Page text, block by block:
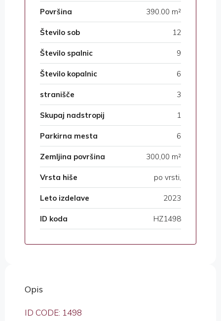
Površina 390.00 m²
Število sob 12
Število spalnic 9
Število kopalnic 6
stranišče 3
Skupaj nadstropij 1
Parkirna mesta 6
Zemljina površina 300,00 m²
Vrsta hiše po vrsti,
Leto izdelave 2023
ID koda HZ1498
Opis
ID CODE: 1498